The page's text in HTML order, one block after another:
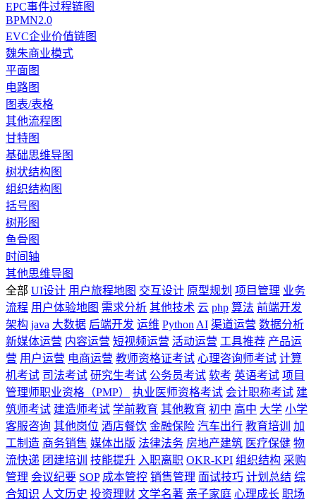
EPC事件过程链图
BPMN2.0
EVC企业价值链图
魏朱商业模式
平面图
电路图
图表/表格
其他流程图
甘特图
基础思维导图
树状结构图
组织结构图
括号图
树形图
鱼骨图
时间轴
其他思维导图
全部 UI设计 用户旅程地图 交互设计 原型规划 项目管理 业务
流程 用户体验地图 需求分析 其他技术 云 php 算法 前端开发
架构 java 大数据 后端开发 运维 Python AI 渠道运营 数据分析
新媒体运营 内容运营 短视频运营 活动运营 工具推荐 产品运
营 用户运营 电商运营 教师资格证考试 心理咨询师考试 计算
机考试 司法考试 研究生考试 公务员考试 软考 英语考试 项目
管理师职业资格（PMP）
执业医师资格考试 会计职称考试 建
筑师考试 建造师考试 学前教育 其他教育 初中 高中 大学 小学
客服咨询 其他岗位 酒店餐饮 金融保险 汽车出行 教育培训
加
工制造 商务销售 媒体出版 法律法务 房地产建筑 医疗保健 物
流快递 团建培训 技能提升 入职离职 OKR-KPI 组织结构 采购
管理 会议纪要 SOP 成本管控 销售管理 面试技巧 计划总结 综
合知识 人文历史 投资理财 文学名著 亲子家庭 心理成长 职场